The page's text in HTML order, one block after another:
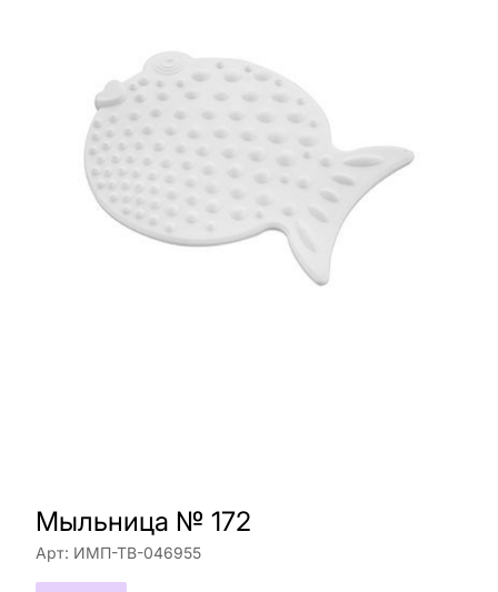
Мыльница № 172
Арт: ИМП-ТВ-046955